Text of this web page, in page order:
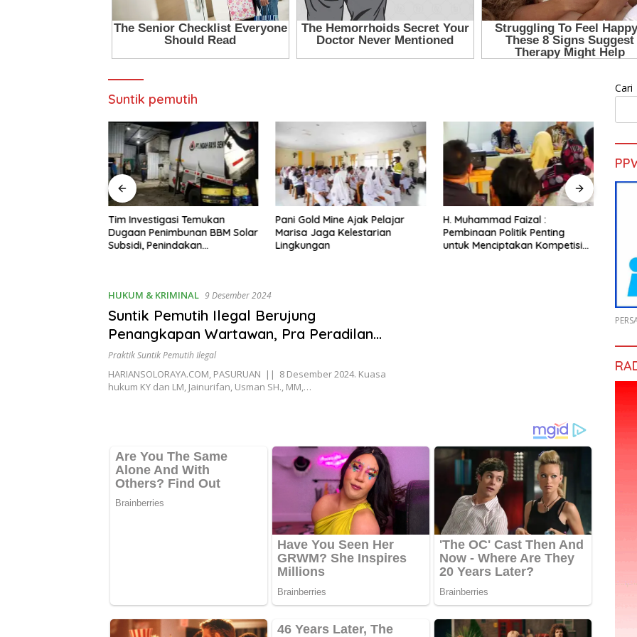
Suntik pemutih
Tim Investigasi Temukan
Dugaan Penimbunan BBM Solar
Subsidi, Penindakan
Pani Gold Mine Ajak Pelajar
Marisa Jaga Kelestarian
Lingkungan
H. Muhammad Faizal :
Pembinaan Politik Penting
untuk Menciptakan Kompetisi
HUKUM & KRIMINAL 9 Desember 2024
Suntik Pemutih Ilegal Berujung
Penangkapan Wartawan, Pra Peradilan
Digelar
Praktik Suntik Pemutih Ilegal
HARIANSOLORAYA.COM, PASURUAN || 8 Desember 2024. Kuasa
hukum KY dan LM, Jainurifan, Usman SH., MM,…
Cari